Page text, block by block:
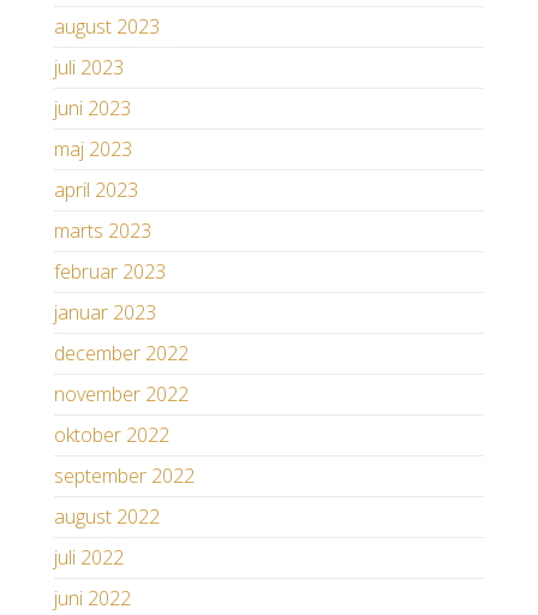
august 2023
juli 2023
juni 2023
maj 2023
april 2023
marts 2023
februar 2023
januar 2023
december 2022
november 2022
oktober 2022
september 2022
august 2022
juli 2022
juni 2022